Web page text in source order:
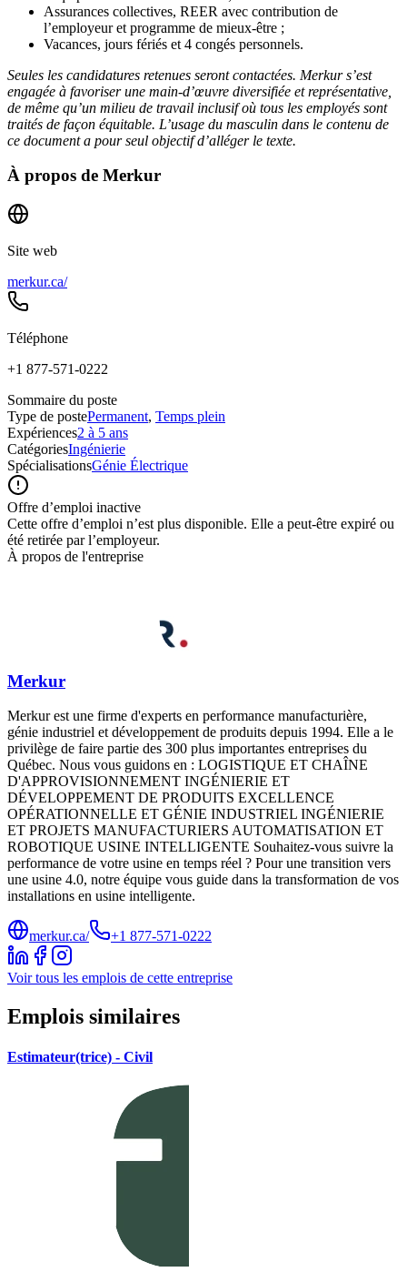
Assurances collectives, REER avec contribution de
l’employeur et programme de mieux-être ;
Vacances, jours fériés et 4 congés personnels.
Seules les candidatures retenues seront contactées. Merkur s’est
engagée à favoriser une main-d’œuvre diversifiée et représentative,
de même qu’un milieu de travail inclusif où tous les employés sont
traités de façon équitable. L’usage du masculin dans le contenu de
ce document a pour seul objectif d’alléger le texte.
À propos de Merkur
Site web
merkur.ca/
Téléphone
+1 877-571-0222
Sommaire du poste
Type de postePermanent, Temps plein
Expériences2 à 5 ans
CatégoriesIngénierie
SpécialisationsGénie Électrique
Offre d’emploi inactive
Cette offre d’emploi n’est plus disponible. Elle a peut-être expiré ou
été retirée par l’employeur.
À propos de l'entreprise
Merkur
Merkur est une firme d'experts en performance manufacturière,
génie industriel et développement de produits depuis 1994. Elle a le
privilège de faire partie des 300 plus importantes entreprises du
Québec. Nous vous guidons en : LOGISTIQUE ET CHAÎNE
D'APPROVISIONNEMENT INGÉNIERIE ET
DÉVELOPPEMENT DE PRODUITS EXCELLENCE
OPÉRATIONNELLE ET GÉNIE INDUSTRIEL INGÉNIERIE
ET PROJETS MANUFACTURIERS AUTOMATISATION ET
ROBOTIQUE USINE INTELLIGENTE Souhaitez-vous suivre la
performance de votre usine en temps réel ? Pour une transition vers
une usine 4.0, notre équipe vous guide dans la transformation de vos
installations en usine intelligente.
merkur.ca/ +1 877-571-0222
Voir tous les emplois de cette entreprise
Emplois similaires
Estimateur(trice) - Civil